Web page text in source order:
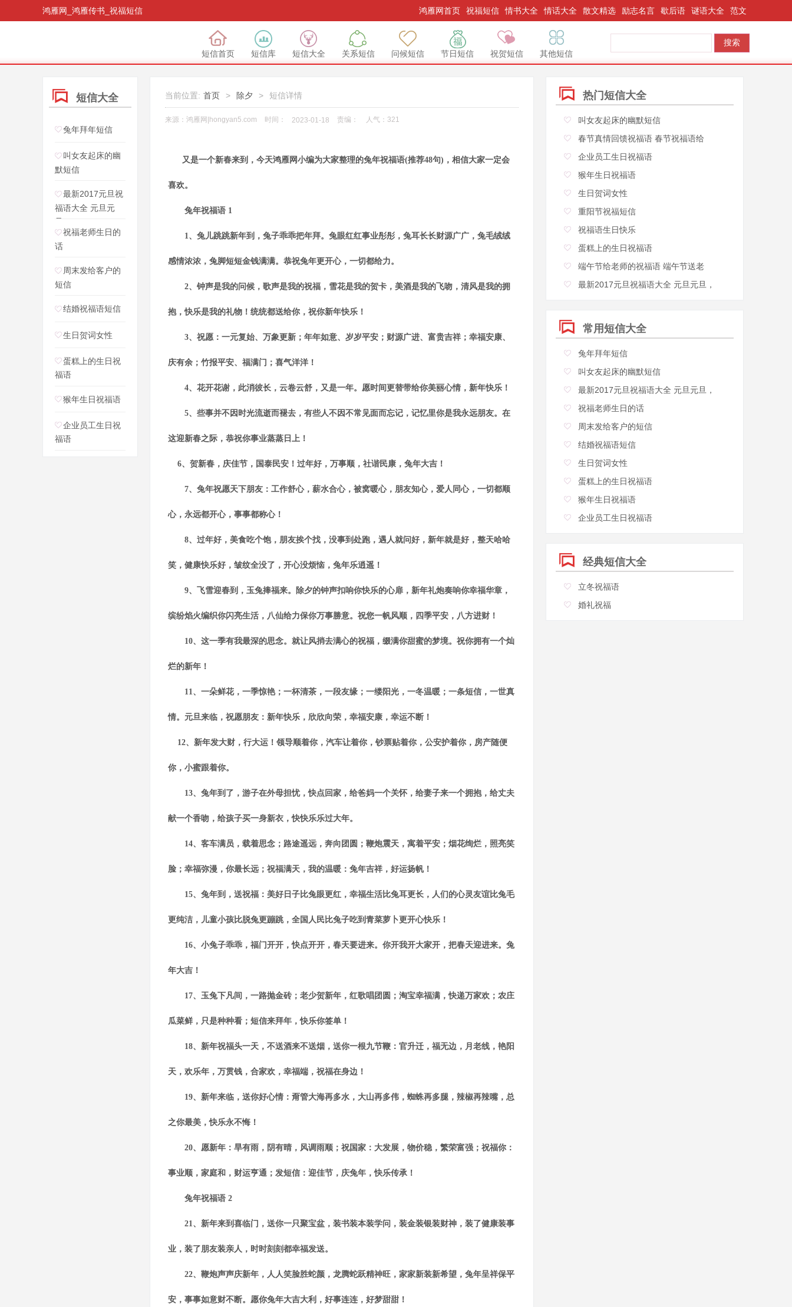
鸿雁网_鸿雁传书_祝福短信 鸿雁网首页 祝福短信 情书大全 情话大全 散文精选 励志名言 歇后语 谜语大全 范文
短信首页 短信库 短信大全 关系短信 问候短信 节日短信 祝贺短信 其他短信
短信大全
兔年拜年短信
叫女友起床的幽
默短信
最新2017元旦祝
福语大全 元旦元
旦，
祝福老师生日的
话
周末发给客户的
短信
结婚祝福语短信
生日贺词女性
蛋糕上的生日祝
福语
猴年生日祝福语
企业员工生日祝
福语
当前位置: 首页 > 除夕 > 短信详情
来源： 鸿雁网|hongyan5.com 时间： 2023-01-18 责编： 人气： 321
又是一个新春来到，今天鸿雁网小编为大家整理的兔年祝福语(推荐48句)，相信大家一定会
喜欢。
兔年祝福语 1
1、兔儿跳跳新年到，兔子乖乖把年拜。兔眼红红事业彤彤，兔耳长长财源广广，兔毛绒绒
感情浓浓，兔脚短短金钱满满。恭祝兔年更开心，一切都给力。
2、钟声是我的问候，歌声是我的祝福，雪花是我的贺卡，美酒是我的飞吻，清风是我的拥
抱，快乐是我的礼物！统统都送给你，祝你新年快乐！
3、祝愿：一元复始、万象更新；年年如意、岁岁平安；财源广进、富贵吉祥；幸福安康、
庆有余；竹报平安、福满门；喜气洋洋！
4、花开花谢，此消彼长，云卷云舒，又是一年。愿时间更替带给你美丽心情，新年快乐！
5、些事并不因时光流逝而褪去，有些人不因不常见面而忘记，记忆里你是我永远朋友。在
这迎新春之际，恭祝你事业蒸蒸日上！
6、贺新春，庆佳节，国泰民安！过年好，万事顺，社谐民康，兔年大吉！
7、兔年祝愿天下朋友：工作舒心，薪水合心，被窝暖心，朋友知心，爱人同心，一切都顺
心，永远都开心，事事都称心！
8、过年好，美食吃个饱，朋友挨个找，没事到处跑，遇人就问好，新年就是好，整天哈哈
笑，健康快乐好，皱纹全没了，开心没烦恼，兔年乐逍遥！
9、飞雪迎春到，玉兔捧福来。除夕的钟声扣响你快乐的心扉，新年礼炮奏响你幸福华章，
缤纷焰火编织你闪亮生活，八仙给力保你万事勝意。祝您一帆风顺，四季平安，八方进财！
10、这一季有我最深的思念。就让风捎去满心的祝福，缀满你甜蜜的梦境。祝你拥有一个灿
烂的新年！
11、一朵鲜花，一季惊艳；一杯清茶，一段友缘；一缕阳光，一冬温暖；一条短信，一世真
情。元旦来临，祝愿朋友：新年快乐，欣欣向荣，幸福安康，幸运不断！
12、新年发大财，行大运！领导顺着你，汽车让着你，钞票贴着你，公安护着你，房产随便
你，小蜜跟着你。
13、兔年到了，游子在外母担忧，快点回家，给爸妈一个关怀，给妻子来一个拥抱，给丈夫
献一个香吻，给孩子买一身新衣，快快乐乐过大年。
14、客车满员，载着思念；路途遥远，奔向团圆；鞭炮震天，寓着平安；烟花绚烂，照亮笑
脸；幸福弥漫，你最长远；祝福满天，我的温暖：兔年吉祥，好运扬帆！
15、兔年到，送祝福：美好日子比兔眼更红，幸福生活比兔耳更长，人们的心灵友谊比兔毛
更纯洁，儿童小孩比脱兔更蹦跳，全国人民比兔子吃到青菜萝卜更开心快乐！
16、小兔子乖乖，福门开开，快点开开，春天要进来。你开我开大家开，把春天迎进来。兔
年大吉！
17、玉兔下凡间，一路抛金砖；老少贺新年，红歌唱团圆；淘宝幸福满，快递万家欢；农庄
瓜菜鲜，只是种种看；短信来拜年，快乐你签单！
18、新年祝福头一天，不送酒来不送烟，送你一根九节鞭：官升迁，福无边，月老线，艳阳
天，欢乐年，万贯钱，合家欢，幸福端，祝福在身边！
19、新年来临，送你好心情：甭管大海再多水，大山再多伟，蜘蛛再多腿，辣椒再辣嘴，总
之你最美，快乐永不悔！
20、愿新年：旱有雨，阴有晴，风调雨顺；祝国家：大发展，物价稳，繁荣富强；祝福你：
事业顺，家庭和，财运亨通；发短信：迎佳节，庆兔年，快乐传承！
兔年祝福语 2
21、新年来到喜临门，送你一只聚宝盆，装书装本装学问，装金装银装财神，装了健康装事
业，装了朋友装亲人，时时刻刻都幸福发送。
22、鞭炮声声庆新年，人人笑脸胜蛇颜，龙腾蛇跃精神旺，家家新装新希望，兔年呈祥保平
安，事事如意财不断。愿你兔年大吉大利，好事连连，好梦甜甜！
热门短信大全
叫女友起床的幽默短信
春节真情回馈祝福语 春节祝福语给
企业员工生日祝福语
猴年生日祝福语
生日贺词女性
重阳节祝福短信
祝福语生日快乐
蛋糕上的生日祝福语
端午节给老师的祝福语 端午节送老
最新2017元旦祝福语大全 元旦元旦，
常用短信大全
兔年拜年短信
叫女友起床的幽默短信
最新2017元旦祝福语大全 元旦元旦，
祝福老师生日的话
周末发给客户的短信
结婚祝福语短信
生日贺词女性
蛋糕上的生日祝福语
猴年生日祝福语
企业员工生日祝福语
经典短信大全
立冬祝福语
婚礼祝福